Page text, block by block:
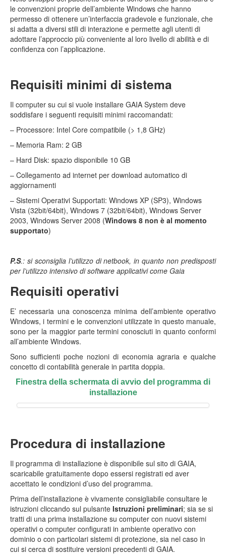
le convenzioni proprie dell’ambiente Windows che hanno
permesso di ottenere un’interfaccia gradevole e funzionale, che
si adatta a diversi stili di interazione e permette agli utenti di
adottare l’approccio più conveniente al loro livello di abilità e di
confidenza con l’applicazione.
Requisiti minimi di sistema
Il computer su cui si vuole installare GAIA System deve
soddisfare i seguenti requisiti minimi raccomandati:
– Processore: Intel Core compatibile (> 1,8 GHz)
– Memoria Ram: 2 GB
– Hard Disk: spazio disponibile 10 GB
– Collegamento ad internet per download automatico di
aggiornamenti
– Sistemi Operativi Supportati: Windows XP (SP3), Windows
Vista (32bit/64bit), Windows 7 (32bit/64bit), Windows Server
2003, Windows Server 2008 (Windows 8 non è al momento
supportato)
P.S.: si sconsiglia l’utilizzo di netbook, in quanto non predisposti
per l’utilizzo intensivo di software applicativi come Gaia
Requisiti operativi
E’ necessaria una conoscenza minima dell’ambiente operativo
Windows, i termini e le convenzioni utilizzate in questo manuale,
sono per la maggior parte termini conosciuti in quanto conformi
all’ambiente Windows.
Sono sufficienti poche nozioni di economia agraria e qualche
concetto di contabilità generale in partita doppia.
Finestra della schermata di avvio del programma di
installazione
Procedura di installazione
Il programma di installazione è disponibile sul sito di GAIA,
scaricabile gratuitamente dopo essersi registrati ed aver
accettato le condizioni d’uso del programma.
Prima dell’installazione è vivamente consigliabile consultare le
istruzioni cliccando sul pulsante Istruzioni preliminari; sia se si
tratti di una prima installazione su computer con nuovi sistemi
operativi o computer configurati in ambiente operativo con
dominio o con particolari sistemi di protezione, sia nel caso in
cui si cerca di sostituire versioni precedenti di GAIA.